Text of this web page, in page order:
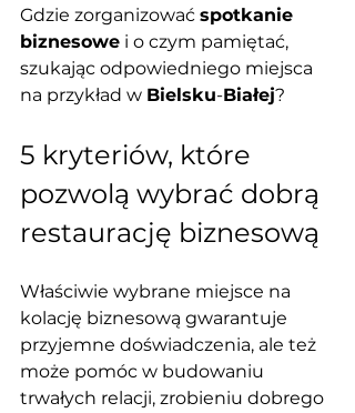
Gdzie zorganizować spotkanie
biznesowe i o czym pamiętać,
szukając odpowiedniego miejsca
na przykład w Bielsku-Białej?
5 kryteriów, które
pozwolą wybrać dobrą
restaurację biznesową
Właściwie wybrane miejsce na
kolację biznesową gwarantuje
przyjemne doświadczenia, ale też
może pomóc w budowaniu
trwałych relacji, zrobieniu dobrego